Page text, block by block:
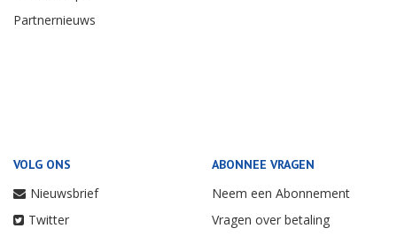
Partnernieuws
VOLG ONS
Nieuwsbrief
Twitter
ABONNEE VRAGEN
Neem een Abonnement
Vragen over betaling